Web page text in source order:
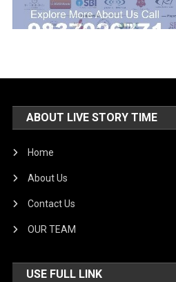
ABOUT LIVE STORY TIME
Home
About Us
Contact Us
OUR TEAM
USE FULL LINK